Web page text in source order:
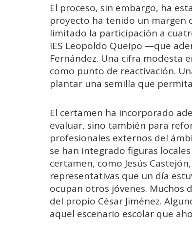
El proceso, sin embargo, ha
proyecto ha tenido un margen
limitado la participación a
IES Leopoldo Queipo —que
Fernández. Una cifra modesta
como punto de reactivación.
plantar una semilla que
El certamen ha incorporado
evaluar, sino también para
profesionales externos del
se han integrado figuras
certamen, como Jesús
representativas que un día
ocupan otros jóvenes. Muchos
del propio César Jiménez.
aquel escenario escolar que